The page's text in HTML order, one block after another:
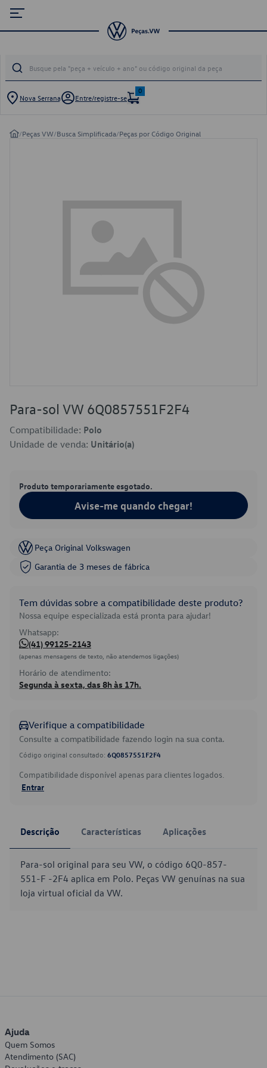
Nova Serrana Entre/registre-se
0
/Peças VW/Busca Simplificada/Peças por Código Original
Para-sol VW 6Q0857551F2F4
Compatibilidade: Polo
Unidade de venda: Unitário(a)
Produto temporariamente esgotado.
Avise-me quando chegar!
Peça Original Volkswagen
Garantia de 3 meses de fábrica
Tem dúvidas sobre a compatibilidade deste produto?
Nossa equipe especializada está pronta para ajudar!
Whatsapp:
(41) 99125-2143
(apenas mensagens de texto, não atendemos ligações)
Horário de atendimento:
Segunda à sexta, das 8h às 17h.
Verifique a compatibilidade
Consulte a compatibilidade fazendo login na sua conta.
Código original consultado: 6Q0857551F2F4
Compatibilidade disponível apenas para clientes logados.
Entrar
Descrição Características Aplicações
Para-sol original para seu VW, o código 6Q0-857-
551-F -2F4 aplica em Polo. Peças VW genuínas na sua
loja virtual oficial da VW.
Ajuda
Quem Somos
Atendimento (SAC)